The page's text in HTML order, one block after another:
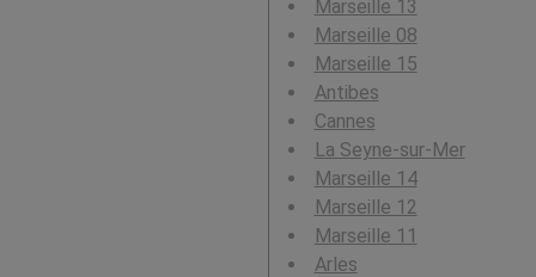
Marseille 13
Marseille 08
Marseille 15
Antibes
Cannes
La Seyne-sur-Mer
Marseille 14
Marseille 12
Marseille 11
Arles